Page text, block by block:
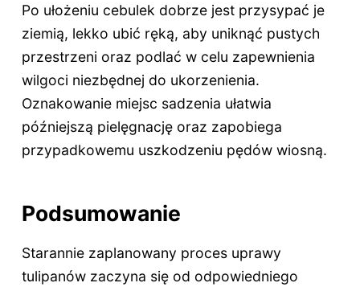
Po ułożeniu cebulek dobrze jest przysypać je
ziemią, lekko ubić ręką, aby uniknąć pustych
przestrzeni oraz podlać w celu zapewnienia
wilgoci niezbędnej do ukorzenienia.
Oznakowanie miejsc sadzenia ułatwia
późniejszą pielęgnację oraz zapobiega
przypadkowemu uszkodzeniu pędów wiosną.
Podsumowanie
Starannie zaplanowany proces uprawy
tulipanów zaczyna się od odpowiedniego